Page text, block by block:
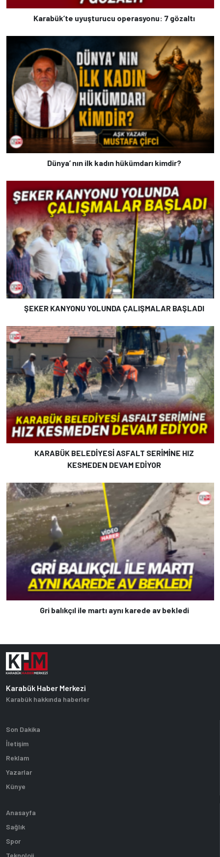
Karabük’te uyuşturucu operasyonu: 7 gözaltı
Dünya’ nın ilk kadın hükümdarı kimdir?
ŞEKER KANYONU YOLUNDA ÇALIŞMALAR BAŞLADI
KARABÜK BELEDİYESİ ASFALT SERİMİNE HIZ
KESMEDEN DEVAM EDİYOR
Gri balıkçıl ile martı aynı karede av bekledi
Karabük Haber Merkezi
Karabük hakkında haberler
Son Dakika
İletişim
Reklam
Yazarlar
Künye
Anasayfa
Sağlık
Spor
Teknoloji